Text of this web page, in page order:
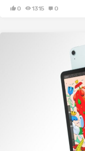
0 1315 0